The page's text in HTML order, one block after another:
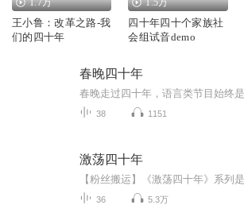
王小鲁：改革之路-我
们的四十年
四十年四十个家族社
会组试音demo
春晚四十年
38 1151
激荡四十年
36 5.3万